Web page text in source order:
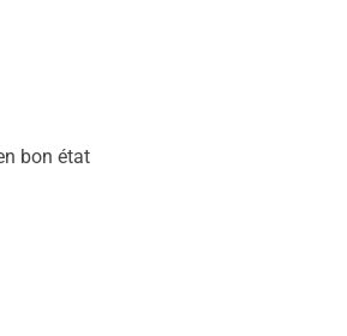
bon état